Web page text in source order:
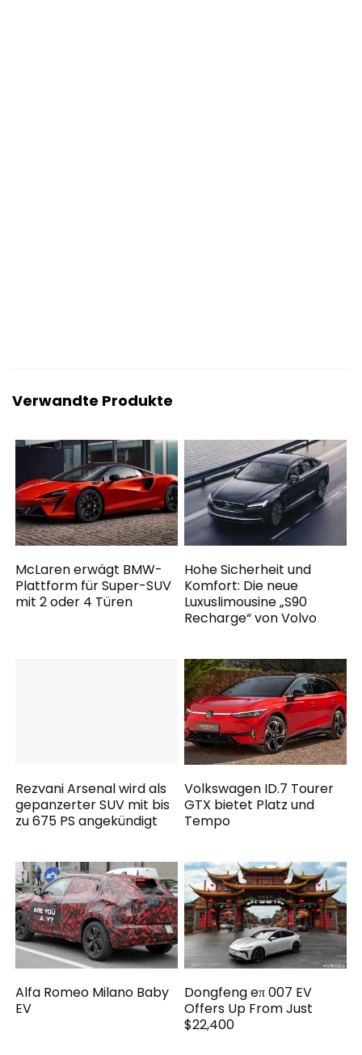
Verwandte Produkte
McLaren erwägt BMW-
Plattform für Super-SUV
mit 2 oder 4 Türen
Hohe Sicherheit und
Komfort: Die neue
Luxuslimousine „S90
Recharge“ von Volvo
Rezvani Arsenal wird als
gepanzerter SUV mit bis
zu 675 PS angekündigt
Volkswagen ID.7 Tourer
GTX bietet Platz und
Tempo
Alfa Romeo Milano Baby
EV
Dongfeng eπ 007 EV
Offers Up From Just
$22,400